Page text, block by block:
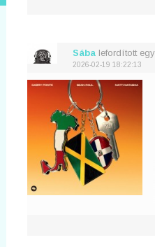
Sábalefordított
2026-02-19 18:22:13